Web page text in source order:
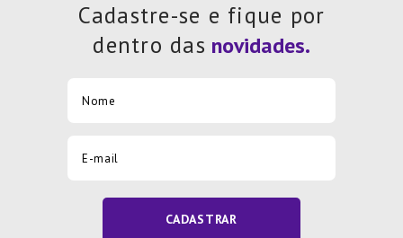
Cadastre-se e fique por
dentro das
CADASTRAR